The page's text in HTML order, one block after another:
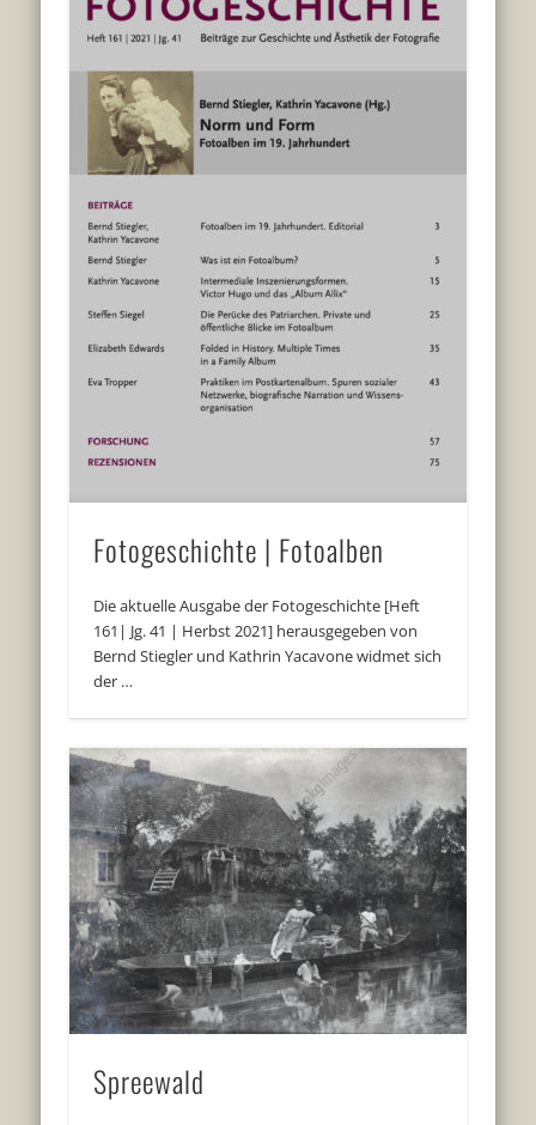
Fotogeschichte | Fotoalben
Die aktuelle Ausgabe der Fotogeschichte [Heft
161| Jg. 41 | Herbst 2021] herausgegeben von
Bernd Stiegler und Kathrin Yacavone widmet sich
der …
Spreewald